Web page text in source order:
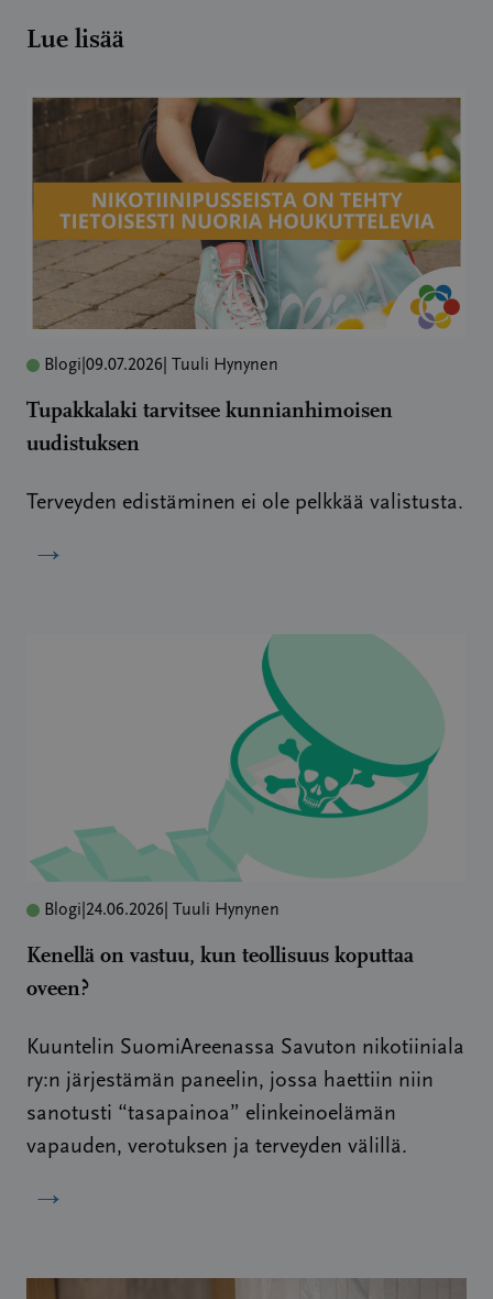
Lue lisää
Blogi 09.07.2026 | Tuuli Hynynen
Tupakkalaki tarvitsee kunnianhimoisen
uudistuksen
Terveyden edistäminen ei ole pelkkää valistusta.
→
Blogi 24.06.2026 | Tuuli Hynynen
Kenellä on vastuu, kun teollisuus koputtaa
oveen?
Kuuntelin SuomiAreenassa Savuton nikotiiniala
ry:n järjestämän paneelin, jossa haettiin niin
sanotusti “tasapainoa” elinkeinoelämän
vapauden, verotuksen ja terveyden välillä.
→